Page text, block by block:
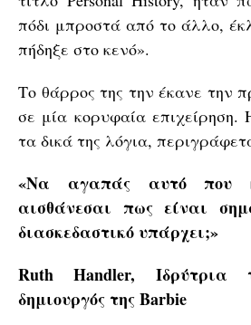
πόδι μπροστά από το άλλο,
πήδηξε στο κενό».
Το θάρρος της την έκανε την
σε μία κορυφαία επιχείρηση.
τα δικά της λόγια,
«Να αγαπάς αυτό που
αισθάνεσαι πως είναι
διασκεδαστικό υπάρχει;»
Ruth Handler,
δημιουργός της Barbie